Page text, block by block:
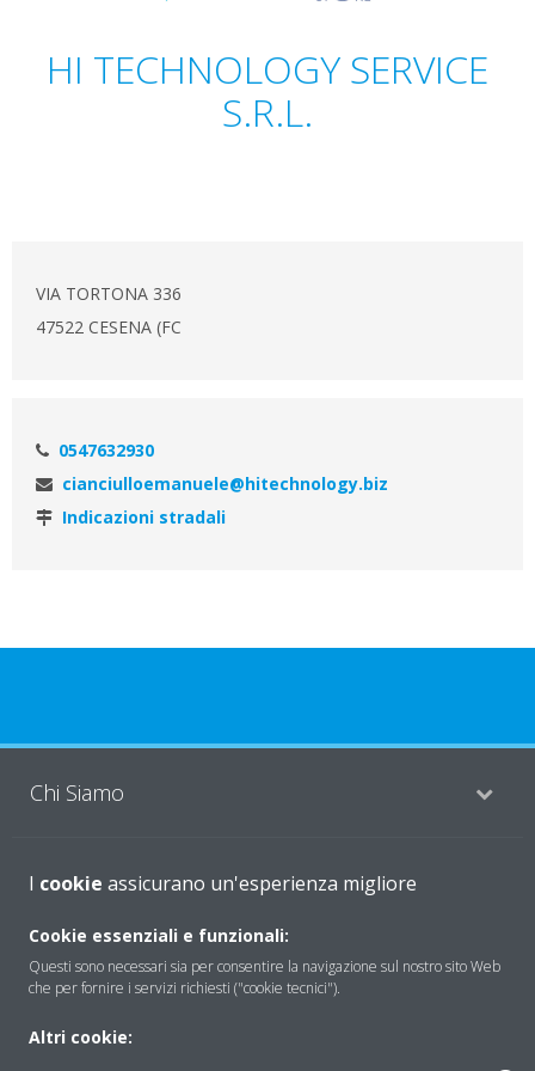
HI TECHNOLOGY SERVICE
S.R.L.
VIA TORTONA 336
47522 CESENA (FC
0547632930
cianciulloemanuele@hitechnology.biz
Indicazioni stradali
Chi Siamo
Soluzioni
Contattaci
Periodo di supporto definito
I cookie assicurano un'esperienza migliore
Cookie essenziali e funzionali:
Questi sono necessari sia per consentire la navigazione sul nostro sito Web
che per fornire i servizi richiesti ("cookie tecnici").
Altri cookie: